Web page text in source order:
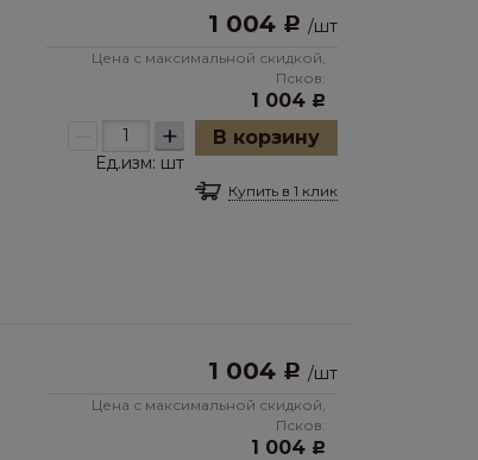
1 004 Р /шт
Цена с максимальной скидкой,
Псков:
1 004 Р
+
Ед.изм: шт
В корзину
Купить в 1 клик
1 004 Р /шт
Цена с максимальной скидкой,
Псков:
1 004 Р